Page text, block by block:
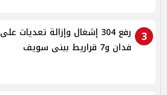
3
رفع 304 إشغال وإزالة تعديات
فدان و7 قراريط ببنى سويف